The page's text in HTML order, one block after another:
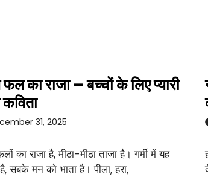
का राजा – बच्चों के लिए प्यारी
31, 2025
का राजा है, मीठा-मीठा ताजा है। गर्मी में यह
सबके मन को भाता है। पीला, हरा,